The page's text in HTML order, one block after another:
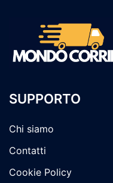
SUPPORTO
Chi siamo
Contatti
Cookie Policy